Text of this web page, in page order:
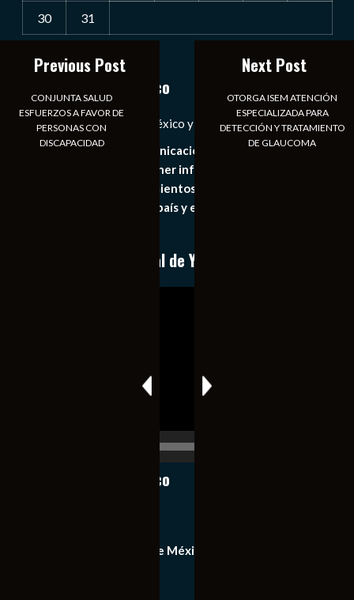
30 31
Notiexpress de México
Las Noticias Diarias de México y el Mundo a Tu Alcance
Somos un medio de comunicación digital que tiene como
principal objetivo mantener informado al publico en
general de los acontecimientos mas recientes e
importantes de nuestro país y el mundo de forma eficaz,
Conoce nuestro canal de YouTube
Notiexpress de México
Equipo de Notiexpress de México
Previous Post
CONJUNTA SALUD
ESFUERZOS A FAVOR DE
PERSONAS CON
DISCAPACIDAD
Next Post
OTORGA ISEM ATENCIÓN
ESPECIALIZADA PARA
DETECCIÓN Y TRATAMIENTO
DE GLAUCOMA